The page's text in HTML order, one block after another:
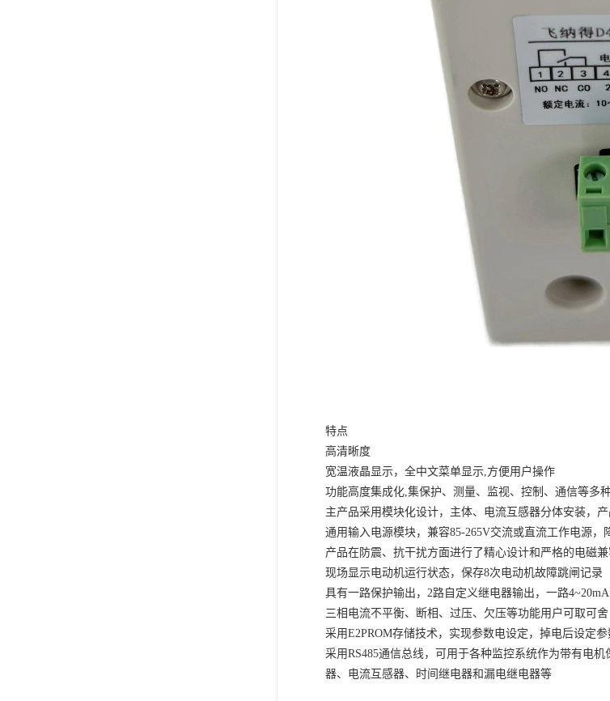
特点
高清晰度
宽温液晶显示，全中文菜单显示,方便用户操作
功能高度集成化,集保护、测量、监视、控制、通信等多
主产品采用模块化设计，主体、电流互感器分体安装，
通用输入电源模块，兼容85-265V交流或直流工作电源，
产品在防震、抗干扰方面进行了精心设计和严格的电磁
现场显示电动机运行状态，保存8次电动机故障跳闸记录
具有一路保护输出， 2路自定义继电器输出，一路
三相电流不平衡、断相、过压、欠压等功能用户可取可舍
采用E2PROM存储技术，实现参数电设定，掉电后设定
采用RS485通信总线，可用于各种监控系统作为带有电
器、电流互感器、时间继电器和漏电继电器等